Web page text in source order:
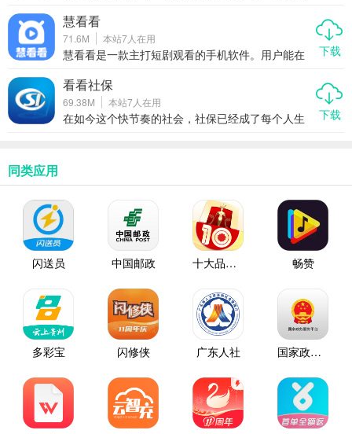
开手机看个视频、签个到，金币就哗哗往账户里
进。不管是搞笑段子、萌宠日常，还是生活妙招、
热点资讯，这里全都有，关键是——你看得越开
心，赚得越多！别再把时间白白浪费在无聊的短视
银。
慧看看
71.6M 本站7人在用
慧看看是一款主打短剧观看的手机软件。用户能在
观看还能赚点零花钱。小编觉得这款应用适合喜欢
碎片化娱乐的人群。你要是想打发时间，这个 app
挺合适。
下载
看看社保
69.38M 本站7人在用
在如今这个快节奏的社会，社保已经成了每个人生
保烦、认证麻烦”这些痛点而生的。它不仅功能全
申领、代缴社保、健康医疗等一站式服务，真正做
到了让数据多跑路，群众少跑腿。如果你还在为社
保问题焦头烂额，那这款覆盖人群广、使用量大、
体验流畅的智慧社保工具，绝对值得你下载试试。
下载
同类应用
闪送员 中国邮政 十大品牌CNPP 畅赞
多彩宝 闪修侠 广东人社 国家政务服务平台